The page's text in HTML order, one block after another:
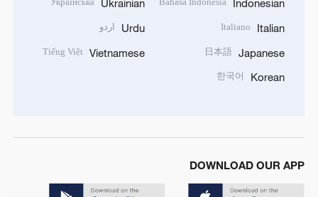
Indonesian
Italian
Italiano
Japanese
日本語
Korean
한국어
Ukrainian
Urdu اردو
Vietnamese
Tiếng Việt
DOWNLOAD OUR APP